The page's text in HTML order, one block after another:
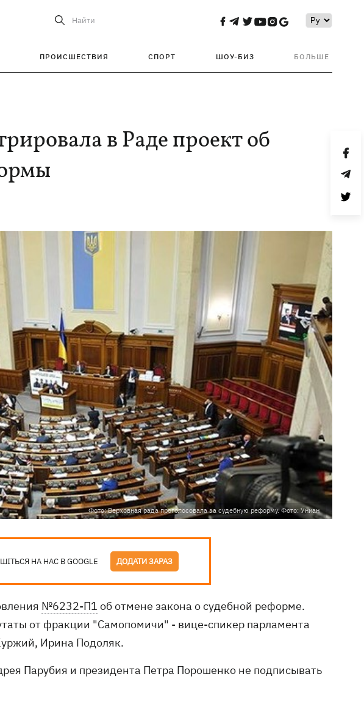
Найти
ПРОИСШЕСТВИЯ СПОРТ ШОУ-БИЗ БОЛЬШЕ
в Раде проект об
Фото: Верховная рада проголосовала за судебную реформу. Фото: Униан
НА НАС В GOOGLE ДОДАТИ ЗАРАЗ
№6232-П1 об отмене закона о судебной реформе.
от фракции "Самопомичи" - вице-спикер парламента
Ирина Подоляк.
Парубия и президента Петра Порошенко не подписывать